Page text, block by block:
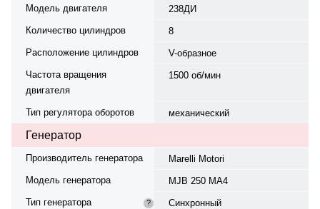
Модель двигателя
238ДИ
Количество цилиндров
8
Расположение цилиндров
V-образное
Частота вращения
двигателя
1500 об/мин
Тип регулятора оборотов механический
Генератор
Производитель генератора
Marelli Motori
Модель генератора
MJB 250 MA4
Тип генератора
?
Синхронный